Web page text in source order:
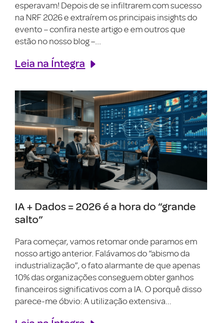
esperavam! Depois de se infiltrarem com sucesso
na NRF 2026 e extraírem os principais insights do
evento – confira neste artigo e em outros que
estão no nosso blog –...
Leia na Íntegra
IA + Dados = 2026 é a hora do “grande
salto”
Para começar, vamos retomar onde paramos em
nosso artigo anterior. Falávamos do “abismo da
industrialização”, o fato alarmante de que apenas
10% das organizações conseguem obter ganhos
financeiros significativos com a IA. O porquê disso
parece-me óbvio: A utilização extensiva...